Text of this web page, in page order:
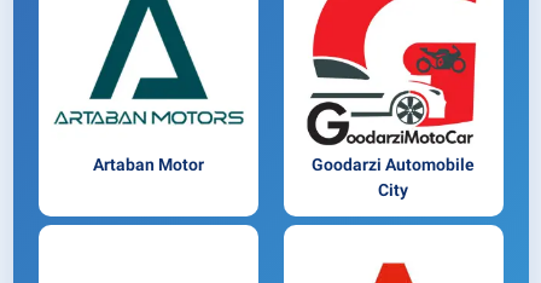
Goodarzi Automobile
City
Artaban Motor